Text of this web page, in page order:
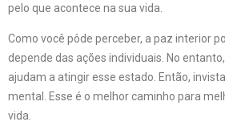
pelo que acontece na sua vida.
Como você pôde perceber, a paz interior
depende das ações individuais. No
ajudam a atingir esse estado. Então,
mental. Esse é o melhor caminho para
vida.